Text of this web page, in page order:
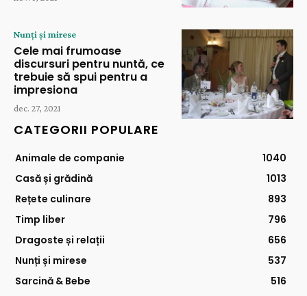
Nunți și mirese
Cele mai frumoase
discursuri pentru nuntă, ce
trebuie să spui pentru a
impresiona
dec. 27, 2021
CATEGORII POPULARE
Animale de companie
1040
Casă și grădină
1013
Rețete culinare
893
Timp liber
796
Dragoste și relații
656
Nunți și mirese
537
Sarcină & Bebe
516